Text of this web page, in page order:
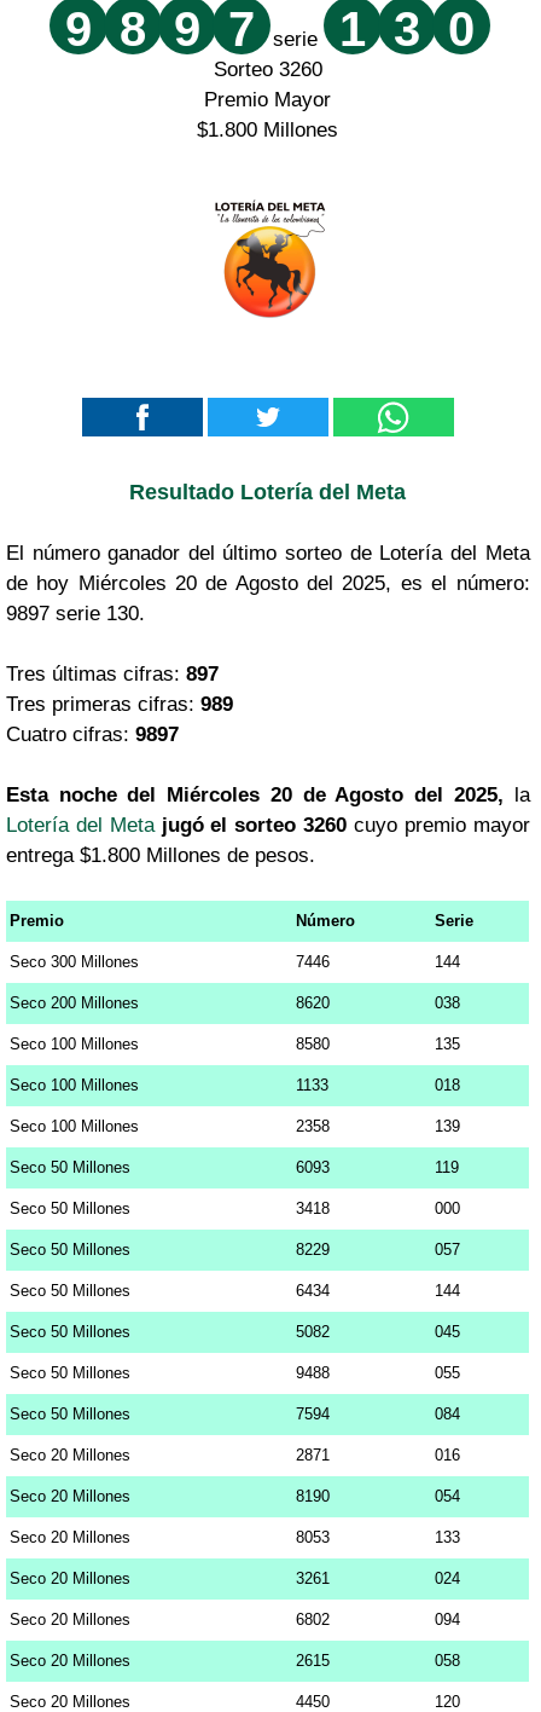
9 8 9 7 serie 1 3 0
Sorteo 3260
Premio Mayor
$1.800 Millones
Resultado Lotería del Meta
El número ganador del último sorteo de Lotería del Meta
de hoy Miércoles 20 de Agosto del 2025, es el número:
9897 serie 130.
Tres últimas cifras: 897
Tres primeras cifras: 989
Cuatro cifras: 9897
Esta noche del Miércoles 20 de Agosto del 2025, la
Lotería del Meta jugó el sorteo 3260 cuyo premio mayor
entrega $1.800 Millones de pesos.
Premio Número Serie
Seco 300 Millones 7446 144
Seco 200 Millones 8620 038
Seco 100 Millones 8580 135
Seco 100 Millones 1133 018
Seco 100 Millones 2358 139
Seco 50 Millones 6093 119
Seco 50 Millones 3418 000
Seco 50 Millones 8229 057
Seco 50 Millones 6434 144
Seco 50 Millones 5082 045
Seco 50 Millones 9488 055
Seco 50 Millones 7594 084
Seco 20 Millones 2871 016
Seco 20 Millones 8190 054
Seco 20 Millones 8053 133
Seco 20 Millones 3261 024
Seco 20 Millones 6802 094
Seco 20 Millones 2615 058
Seco 20 Millones 4450 120